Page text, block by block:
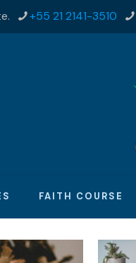
+55 21 2141-3510
FAITH COURSE